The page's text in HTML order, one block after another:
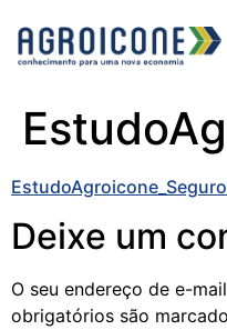
Deixe um
O seu endereço de e-
obrigatórios são